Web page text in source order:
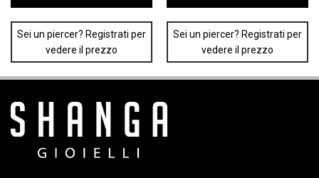
Sei un piercer? Registrati per
vedere il prezzo
Sei un piercer? Registrati per
vedere il prezzo